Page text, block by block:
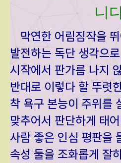
니
막연한 어림짐작을
발전하는 독단 생각으
시작에서 판가름 나지
반대로 이렇다 할 뚜렷
착 욕구 본능이 주위를
맞추어서 판단하게 태
사람 좋은 인심 평판을
속성 둘을 조화롭게 잘